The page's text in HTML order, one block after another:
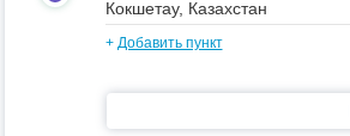
+ Добавить пункт